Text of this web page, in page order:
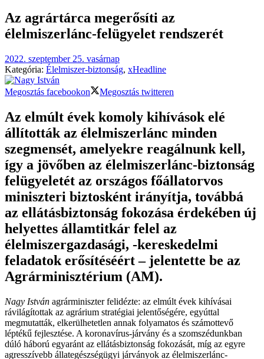
Az agrártárca megerősíti az
élelmiszerlánc-felügyelet rendszerét
2022. szeptember 25. vasárnap
Kategória: Élelmiszer-biztonság, xHeadline
Megosztás facebookon Megosztás twitteren
Az elmúlt évek komoly kihívások elé
állították az élelmiszerlánc minden
szegmensét, amelyekre reagálnunk kell,
így a jövőben az élelmiszerlánc-biztonság
felügyeletét az országos főállatorvos
miniszteri biztosként irányítja, továbbá
az ellátásbiztonság fokozása érdekében új
helyettes államtitkár felel az
élelmiszergazdasági, -kereskedelmi
feladatok erősítéséért – jelentette be az
Agrárminisztérium (AM).
Nagy István agrárminiszter felidézte: az elmúlt évek kihívásai
rávilágítottak az agrárium stratégiai jelentőségére, egyúttal
megmutatták, elkerülhetetlen annak folyamatos és számottevő
léptékű fejlesztése. A koronavírus-járvány és a szomszédunkban
dúló háború egyaránt az ellátásbiztonság fokozását, míg az egyre
agresszívebb állategészségügyi járványok az élelmiszerlánc-